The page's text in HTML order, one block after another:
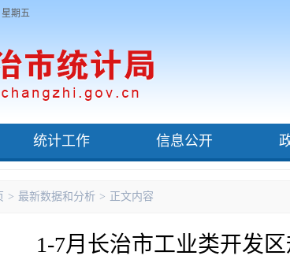
星期五
统计工作 信息公开
> 最新数据和分析 > 正文内容
1-7月长治市工业类开发